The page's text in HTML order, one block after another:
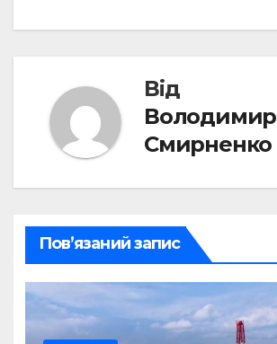
Від
Володимир
Смирненко
Пов’язаний запис